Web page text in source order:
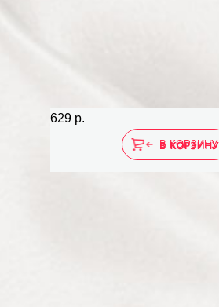
629 р.
В КОРЗИНУ